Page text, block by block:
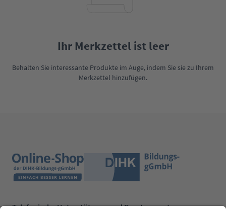
Ihr Merkzettel ist leer
Behalten Sie interessante Produkte im Auge, indem Sie sie zu Ihrem
Merkzettel hinzufügen.
Telefonische Unterstützung und Beratung unter: